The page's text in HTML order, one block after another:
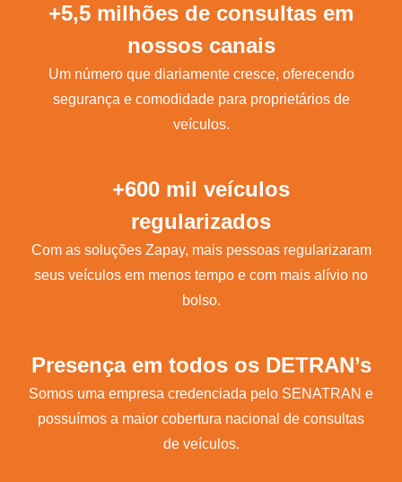
+5,5 milhões de consultas em
nossos canais
Um número que diariamente cresce, oferecendo
segurança e comodidade para proprietários de
veículos.
+600 mil veículos
regularizados
Com as soluções Zapay, mais pessoas regularizaram
seus veículos em menos tempo e com mais alívio no
bolso.
Presença em todos os DETRAN’s
Somos uma empresa credenciada pelo SENATRAN e
possuímos a maior cobertura nacional de consultas
de veículos.